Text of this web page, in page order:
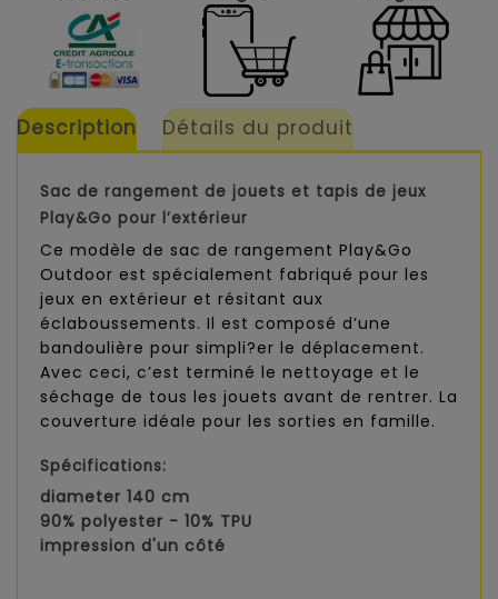
Description Détails du produit
Sac de rangement de jouets et tapis de jeux
Play&Go pour l’extérieur
Ce modèle de sac de rangement Play&Go
Outdoor est spécialement fabriqué pour les
jeux en extérieur et résitant aux
éclaboussements. Il est composé d’une
bandoulière pour simpli?er le déplacement.
Avec ceci, c’est terminé le nettoyage et le
séchage de tous les jouets avant de rentrer. La
couverture idéale pour les sorties en famille.
Spécifications:
diameter 140 cm
90% polyester - 10% TPU
impression d'un côté